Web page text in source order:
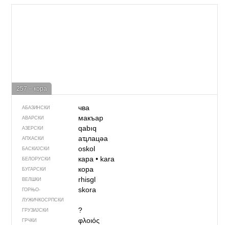
257 – кора
АБАЗИНСКИ чва
АВАРСКИ макъар
АЗЕРСКИ qabıq
АПХАСКИ аҵлацәа
БАСКИЈСКИ oskol
БЕЛОРУСКИ кара• kara
БУГАРСКИ кора
ВЕЛШКИ rhisgl
ГОРЊО­
ЛУЖИЧКОСРПСКИ
skora
ГРУЗИЈСКИ ?
ГРЧКИ φλοιός